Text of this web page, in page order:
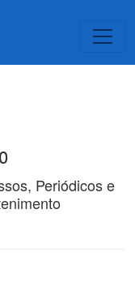
Periódicos e